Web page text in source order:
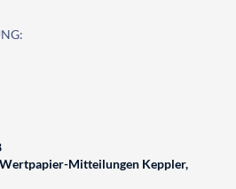
Mitteilungen Keppler,